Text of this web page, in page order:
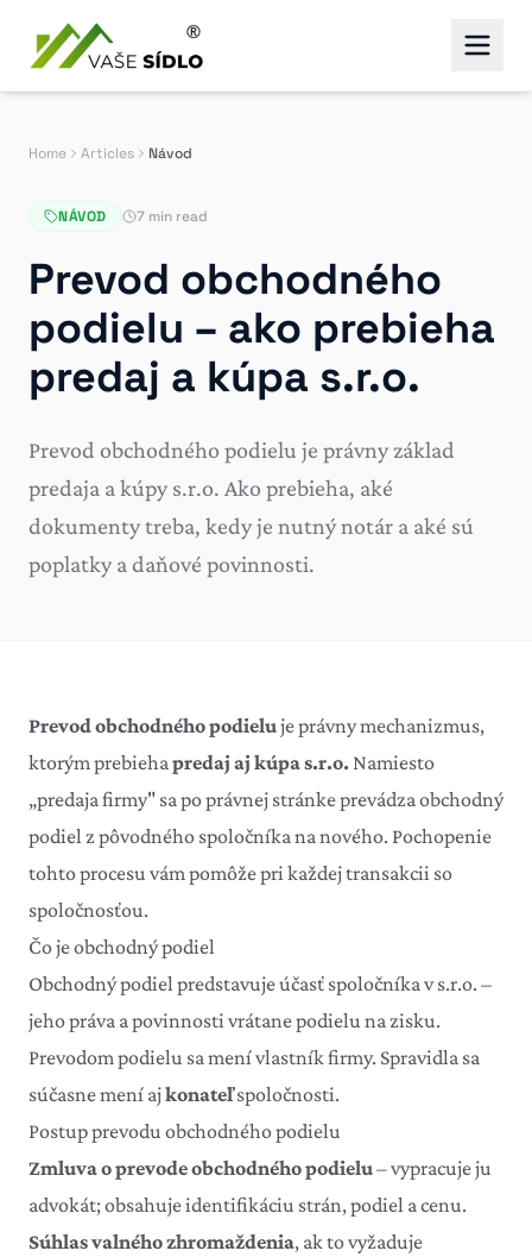
Home Articles Návod
NÁVOD 7 min read
Prevod obchodného
podielu – ako prebieha
predaj a kúpa s.r.o.
Prevod obchodného podielu je právny základ
predaja a kúpy s.r.o. Ako prebieha, aké
dokumenty treba, kedy je nutný notár a aké sú
poplatky a daňové povinnosti.
Prevod obchodného podieluje právny mechanizmus,
ktorým prebiehapredaj aj kúpa s.r.o. Namiesto
„predaja firmy" sa po právnej stránke prevádza obchodný
podiel z pôvodného spoločníka na nového. Pochopenie
tohto procesu vám pomôže pri každej transakcii so
spoločnosťou.
Čo je obchodný podiel
Obchodný podiel predstavuje účasť spoločníka v s.r.o. –
jeho práva a povinnosti vrátane podielu na zisku.
Prevodom podielu sa mení vlastník firmy. Spravidla sa
súčasne mení ajkonateľspoločnosti.
Postup prevodu obchodného podielu
Zmluva o prevode obchodného podielu– vypracuje ju
advokát; obsahuje identifikáciu strán, podiel a cenu.
Súhlas valného zhromaždenia, ak to vyžaduje